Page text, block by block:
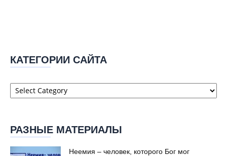
КАТЕГОРИИ САЙТА
Категории
сайта
РАЗНЫЕ МАТЕРИАЛЫ
Неемия – человек, которого Бог мог